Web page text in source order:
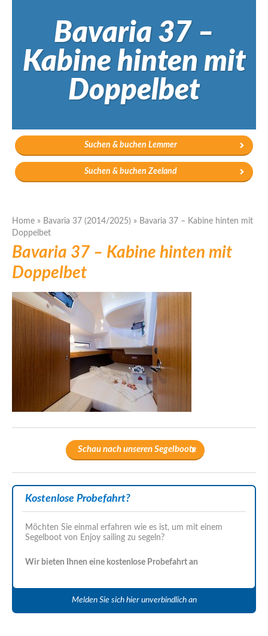
Bavaria 37 –
Kabine hinten mit
Doppelbet
Suchen & buchen Lemmer
Suchen & buchen Zeeland
Home » Bavaria 37 (2014/2025) » Bavaria 37 – Kabine hinten mit
Doppelbet
Bavaria 37 – Kabine hinten mit
Doppelbet
Schau nach unseren Segelboote
Kostenlose Probefahrt?
Möchten Sie einmal erfahren wie es ist, um mit einem
Segelboot von Enjoy sailing zu segeln?
Wir bieten Ihnen eine kostenlose Probefahrt an
Melden Sie sich hier unverbindlich an